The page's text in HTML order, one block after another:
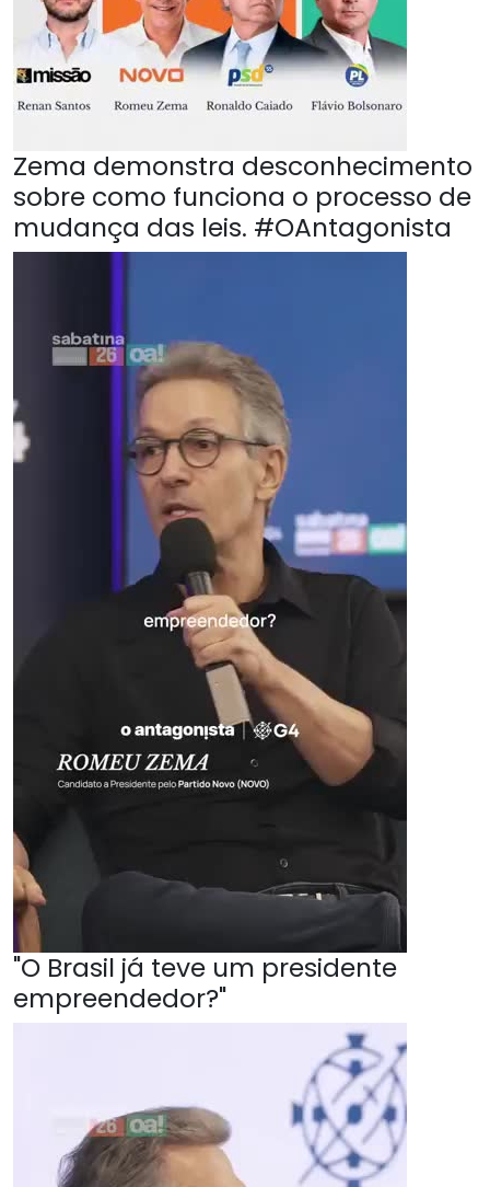
Zema demonstra desconhecimento
sobre como funciona o processo de
mudança das leis. #OAntagonista
"O Brasil já teve um presidente
empreendedor?"